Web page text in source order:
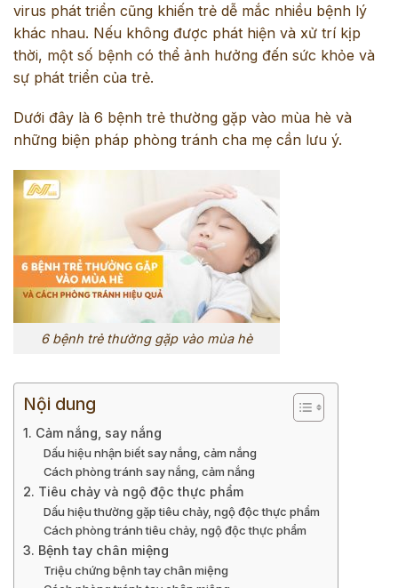
virus phát triển cũng khiến trẻ dễ mắc nhiều bệnh lý
khác nhau. Nếu không được phát hiện và xử trí kịp
thời, một số bệnh có thể ảnh hưởng đến sức khỏe và
sự phát triển của trẻ.
Dưới đây là 6 bệnh trẻ thường gặp vào mùa hè và
những biện pháp phòng tránh cha mẹ cần lưu ý.
6 bệnh trẻ thường gặp vào mùa hè
Nội dung
1. Cảm nắng, say nắng
Dấu hiệu nhận biết say nắng, cảm nắng
Cách phòng tránh say nắng, cảm nắng
2. Tiêu chảy và ngộ độc thực phẩm
Dấu hiệu thường gặp tiêu chảy, ngộ độc thực phẩm
Cách phòng tránh tiêu chảy, ngộ độc thực phẩm
3. Bệnh tay chân miệng
Triệu chứng bệnh tay chân miệng